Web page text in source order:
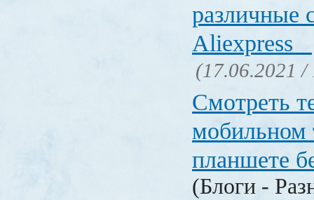
различные
Aliexpress
(17.06.2021 /
Смотреть
мобильном
планшете
(Блоги -